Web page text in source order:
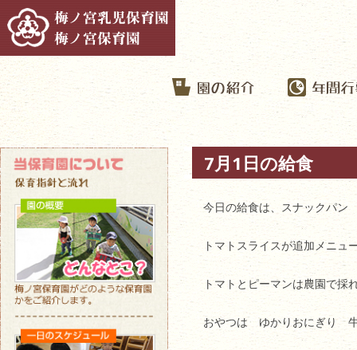
7月1日の給食
今日の給食は、スナックパ
トマトスライスが追加メニュ
トマトとピーマンは農園で採
おやつは ゆかりおにぎり